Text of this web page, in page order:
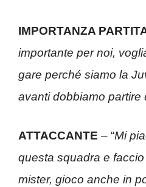
IMPORTANZA
importante per noi,
gare perché siamo la
avanti dobbiamo partire
ATTACCANTE – “Mi
questa squadra e
mister, gioco anche in